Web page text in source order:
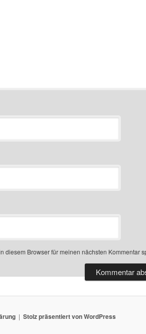
diesem Browser für meinen nächsten Kommentar
Stolz präsentiert von WordPress